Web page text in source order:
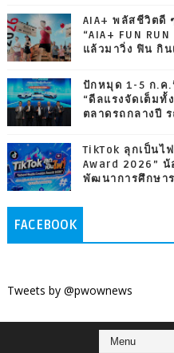
AIA+ พลัสชีวิตดี
“AIA+ FUN
แล้วมาวิ่ง ฟิน กิ
ปักหมุด 1-5 ก.ค.นี้
“ดีลแรงจัดเต็ม
ตลาดรถกลางปี
TikTok ลุกเป็นไ
Award 2026”
พัฒนาการศึกษา
FACEBOOK
Tweets by @pwownews